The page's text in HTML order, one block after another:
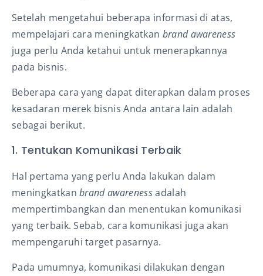
Setelah mengetahui beberapa informasi di atas,
mempelajari cara meningkatkan brand awareness
juga perlu Anda ketahui untuk menerapkannya
pada bisnis.
Beberapa cara yang dapat diterapkan dalam proses
kesadaran merek bisnis Anda antara lain adalah
sebagai berikut.
1. Tentukan Komunikasi Terbaik
Hal pertama yang perlu Anda lakukan dalam
meningkatkanbrand awarenessadalah
mempertimbangkan dan menentukan komunikasi
yang terbaik. Sebab, cara komunikasi juga akan
mempengaruhi target pasarnya.
Pada umumnya, komunikasi dilakukan dengan